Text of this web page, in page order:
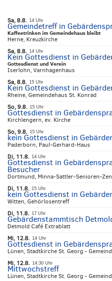
Sa, 8.8. 14 Uhr
Gemeindetreff in
Kaffeetrinken im Gemeindehaus bleibt
Herne, Kreuzkirche
Sa, 8.8. 14 Uhr
Kein Gottesdienst in
Gottesdienst und Verein
Iserlohn, Varnhagenhaus
Sa, 8.8. 15 Uhr
Kein Gottesdienst in
Rheine, Gemeindehaus St. Konrad
So, 9.8. 15 Uhr
Gottesdienst in
Kirchlengern, ev. Kirche
So, 9.8. 15 Uhr
kein Gottesdienst in
Paderborn, Paul-Gerhard-Haus
Di, 11.8. 14 Uhr
Gottesdienst in
Besucher
Dortmund, Minna-Sattler-Senioren-
Di, 11.8. 15 Uhr
kein Gottesdienst in
Witten, Gehörlosentreff
Di, 11.8. 17 Uhr
Gebärdenstammtisch
Detmold Café Extrablatt
Mi, 12.8. 14 Uhr
Gottesdienst in
Lünen, Stadtkirche St. Georg -
Mi, 12.8. 14:30 Uhr
Mittwochstreff
Lünen, Stadtkirche St. Georg -